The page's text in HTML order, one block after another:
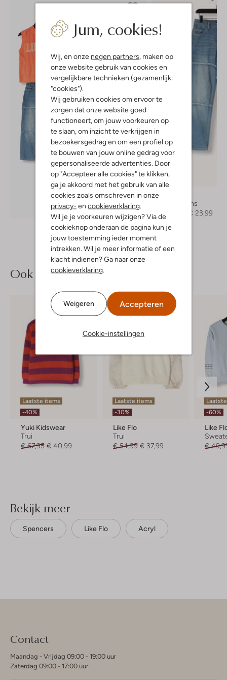
Jum, cookies!
Wij, en onze negen partners , maken op
onze website gebruik van cookies en
vergelijkbare technieken (gezamenlijk:
"cookies").
Wij gebruiken cookies om ervoor te
zorgen dat onze website goed
functioneert, om jouw voorkeuren op
te slaan, om inzicht te verkrijgen in
bezoekersgedrag en om een profiel op
te bouwen van jouw online gedrag voor
gepersonaliseerde advertenties. Door
op "Accepteer alle cookies" te klikken,
ga je akkoord met het gebruik van alle
cookies zoals omschreven in onze
privacy- en cookieverklaring
Wil je je voorkeuren wijzigen? Via de
cookieknop onderaan de pagina kun je
jouw toestemming ieder moment
intrekken. Wil je meer informatie of een
klacht indienen? Ga naar onze
cookieverklaring
Weigeren Accepteren
Cookie-instellingen
Ontdek de look
-60%
Wide jeans
€ 59,99
€ 23,99
Ook iets voor jou?
Laatste items
-40%
Yuki Kidswear
Trui
€ 67,95 € 40,99
Laatste items
-30%
Like Flo
Trui
€ 54,99 € 37,99
-60%
Like
€
Bekijk meer
Spencers Like Flo Acryl
Contact
Maandag - Vrijdag 09:00 - 19:00 uur
Zaterdag 09:00 - 17:00 uur